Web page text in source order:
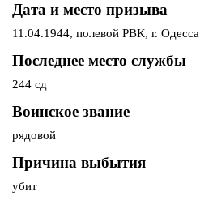
Дата и место призыва
11.04.1944, полевой РВК, г. Одесса
Последнее место службы
244 сд
Воинское звание
рядовой
Причина выбытия
убит